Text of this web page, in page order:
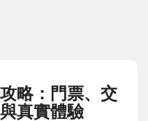
略：門票、交
真實體驗